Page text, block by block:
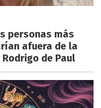
personas más
afuera de la
de Paul